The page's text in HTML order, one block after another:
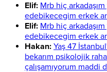
Elif: Mrb hiç
edebikecegim erkek
Elif: Mrb hiç
edebikecegim erkek
Hakan: Yaş 47
bekarım psikolojik
çalışamıyorum